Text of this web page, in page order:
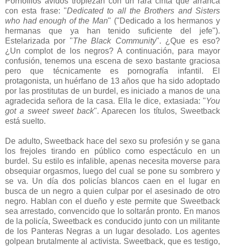
con esta frase: "Dedicated to all the Brothers and Sisters
who had enough of the Man" ("Dedicado a los hermanos y
hermanas que ya han tenido suficiente del jefe").
Estelarizada por "The Black Community". ¿Que es eso?
¿Un complot de los negros? A continuación, para mayor
confusión, tenemos una escena de sexo bastante graciosa
pero que técnicamente es pornografía infantil. El
protagonista, un huérfano de 13 años que ha sido adoptado
por las prostitutas de un burdel, es iniciado a manos de una
agradecida señora de la casa. Ella le dice, extasiada: "You
got a sweet sweet back". Aparecen los títulos, Sweetback
está suelto.
De adulto, Sweetback hace del sexo su profesión y se gana
los frejoles tirando en público como espectáculo en un
burdel. Su estilo es infalible, apenas necesita moverse para
obsequiar orgasmos, luego del cual se pone su sombrero y
se va. Un día dos policías blancos caen en el lugar en
busca de un negro a quien culpar por el asesinado de otro
negro. Hablan con el dueño y este permite que Sweetback
sea arrestado, convencido que lo soltarán pronto. En manos
de la policía, Sweetback es conducido junto con un militante
de los Panteras Negras a un lugar desolado. Los agentes
golpean brutalmente al activista. Sweetback, que es testigo,